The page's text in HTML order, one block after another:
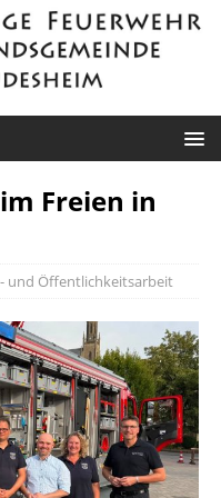
Freien in
und Öffentlichkeitsarbeit